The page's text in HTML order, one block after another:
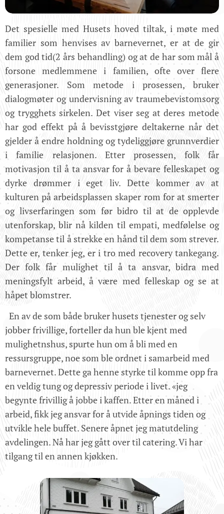
Det spesielle med Husets hoved tiltak, i møte med
familier som henvises av barnevernet, er at de gir
dem god tid(2 års behandling) og at de har som mål å
forsone medlemmene i familien, ofte over flere
generasjoner. Som metode i prosessen, bruker
dialogmøter og undervisning av traumebevistomsorg
og trygghets sirkelen. Det viser seg at deres metode
har god effekt på å bevisstgjøre deltakerne når det
gjelder å endre holdning og tydeliggjøre grunnverdier
i familie relasjonen. Etter prosessen, folk får
motivasjon til å ta ansvar for å bevare felleskapet og
dyrke drømmer i eget liv. Dette kommer av at
kulturen på arbeidsplassen skaper rom for at smerter
og livserfaringen som før bidro til at de opplevde
utenforskap, blir nå kilden til empati, medfølelse og
kompetanse til å strekke en hånd til dem som strever.
Dette er, tenker jeg, er i tro med recovery tankegang.
Der folk får mulighet til å ta ansvar, bidra med
meningsfylt arbeid, å være med felleskap og se at
håpet blomstrer.
En av de som både bruker husets tjenester og selv
jobber frivillige, forteller da hun ble kjent med
mulighetnshus, spurte hun om å bli med en
ressursgruppe, noe som ble ordnet i samarbeid med
barnevernet. Dette ga henne styrke til komme opp fra
en veldig tung og depressiv periode i livet. «jeg
begynte frivillig å jobbe i kaffen. Etter en måned i
arbeid, fikk jeg ansvar for å utvide åpnings tiden og
utvikle hele buffet. Senere åpnet jeg matutdeling
avdelingen. Nå har jeg gått over til catering. Vi har
tilgang til en annen kjøkken.